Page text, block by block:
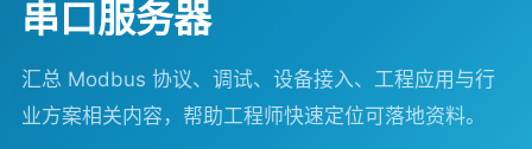
串口服务器
汇总 Modbus 协议、调试、设备接入、工程应用与行
业方案相关内容，帮助工程师快速定位可落地资料。